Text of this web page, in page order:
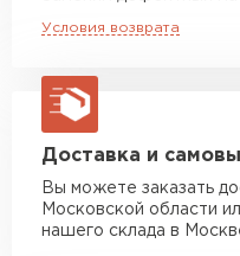
Вы можете
вашей крыши.
макс. длина груза
Манипулятор до 5 тн
макс. длина груза 6 м
Манипулятор до 10
макс. длина груза 8 м
Манипулятор до 20
Условия возврата
Доставка и
Вы можете заказать
Московской области
нашего склада в